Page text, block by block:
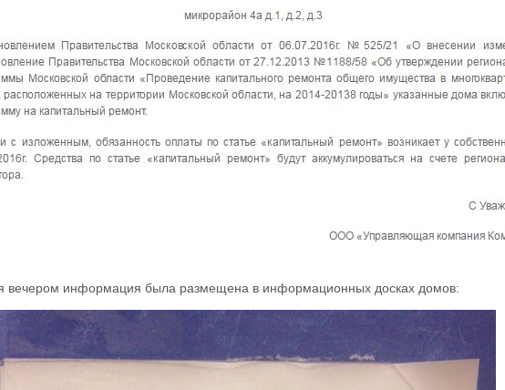
вечером информация была размещена в информационных досках домов: